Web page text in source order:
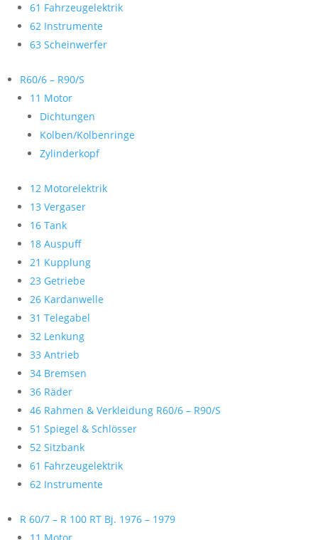
61 Fahrzeugelektrik
62 Instrumente
63 Scheinwerfer
R60/6 – R90/S
11 Motor
Dichtungen
Kolben/Kolbenringe
Zylinderkopf
12 Motorelektrik
13 Vergaser
16 Tank
18 Auspuff
21 Kupplung
23 Getriebe
26 Kardanwelle
31 Telegabel
32 Lenkung
33 Antrieb
34 Bremsen
36 Räder
46 Rahmen & Verkleidung R60/6 – R90/S
51 Spiegel & Schlösser
52 Sitzbank
61 Fahrzeugelektrik
62 Instrumente
R 60/7 – R 100 RT Bj. 1976 – 1979